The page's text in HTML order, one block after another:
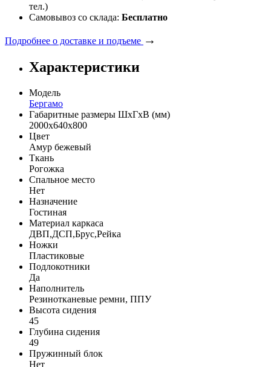
тел.)
Самовывоз со склада: Бесплатно
Подробнее о доставке и подъеме →
Характеристики
Модель
Бергамо
Габаритные размеры ШхГхВ (мм)
2000х640х800
Цвет
Амур бежевый
Ткань
Рогожка
Спальное место
Нет
Назначение
Гостиная
Материал каркаса
ДВП,ДСП,Брус,Рейка
Ножки
Пластиковые
Подлокотники
Да
Наполнитель
Резинотканевые ремни, ППУ
Высота сидения
45
Глубина сидения
49
Пружинный блок
Нет